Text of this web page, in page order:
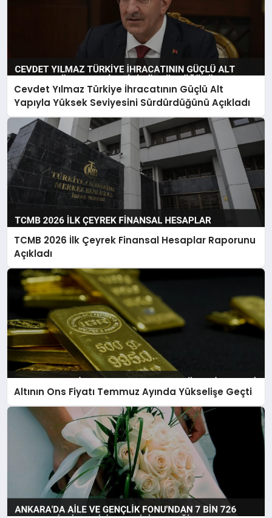
Cevdet Yılmaz Türkiye İhracatının Güçlü Alt
Yapıyla Yüksek Seviyesini Sürdürdüğünü Açıkladı
TCMB 2026 İlk Çeyrek Finansal Hesaplar Raporunu
Açıkladı
Altının Ons Fiyatı Temmuz Ayında Yükselişe Geçti